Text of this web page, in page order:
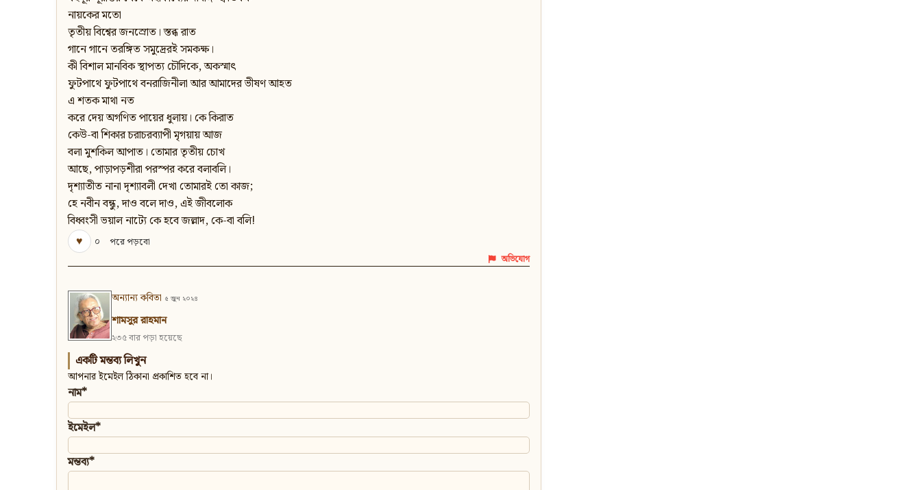
নায়কের মতো
তৃতীয় বিশ্বের জনস্রোত। স্তব্ধ রাত
গানে গানে তরঙ্গিত সমুদ্রেরই সমকক্ষ।
কী বিশাল মানবিক স্থাপত্য চৌদিকে, অকস্মাৎ
ফুটপাথে ফুটপাথে বনরাজিনীলা আর আমাদের ভীষণ আহত
এ শতক মাথা নত
করে দেয় অগণিত পায়ের ধুলায়। কে কিরাত
কেউ-বা শিকার চরাচরব্যাপী মৃগয়ায় আজ
বলা মুশকিল আপাত। তোমার তৃতীয় চোখ
আছে, পাড়াপড়শীরা পরস্পর করে বলাবলি।
দৃশ্যাতীত নানা দৃশ্যাবলী দেখা তোমারই তো কাজ;
হে নবীন বন্ধু, দাও বলে দাও, এই জীবলোক
বিধ্বংসী ভয়াল নাট্যে কে হবে জল্লাদ, কে-বা বলি!
♥
০ পরে পড়বো
অভিযোগ
অন্যান্য কবিতা ৫ জুন ২০২৪
শামসুর রাহমান
২৩৫ বার পড়া হয়েছে
একটি মন্তব্য লিখুন
আপনার ইমেইল ঠিকানা প্রকাশিত হবে না।
নাম*
ইমেইল*
মন্তব্য*